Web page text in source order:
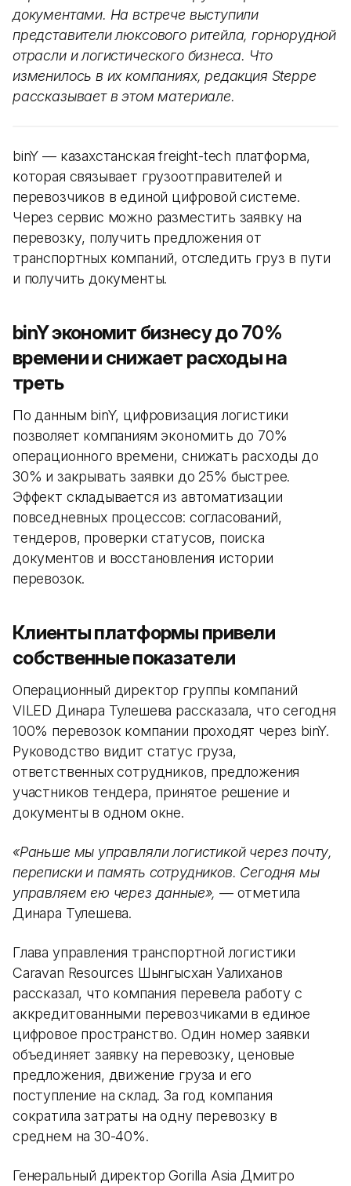
документами. На встрече выступили
представители люксового ритейла, горнорудной
отрасли и логистического бизнеса. Что
изменилось в их компаниях, редакция Steppe
рассказывает в этом материале.
binY — казахстанская freight-tech платформа,
которая связывает грузоотправителей и
перевозчиков в единой цифровой системе.
Через сервис можно разместить заявку на
перевозку, получить предложения от
транспортных компаний, отследить груз в пути
и получить документы.
binY экономит бизнесу до 70%
времени и снижает расходы на
треть
По данным binY, цифровизация логистики
позволяет компаниям экономить до 70%
операционного времени, снижать расходы до
30% и закрывать заявки до 25% быстрее.
Эффект складывается из автоматизации
повседневных процессов: согласований,
тендеров, проверки статусов, поиска
документов и восстановления истории
перевозок.
Клиенты платформы привели
собственные показатели
Операционный директор группы компаний
VILED Динара Тулешева рассказала, что сегодня
100% перевозок компании проходят через binY.
Руководство видит статус груза,
ответственных сотрудников, предложения
участников тендера, принятое решение и
документы в одном окне.
«Раньше мы управляли логистикой через почту,
переписки и память сотрудников. Сегодня мы
управляем ею через данные», — отметила
Динара Тулешева.
Глава управления транспортной логистики
Caravan Resources Шынгысхан Уалиханов
рассказал, что компания перевела работу с
аккредитованными перевозчиками в единое
цифровое пространство. Один номер заявки
объединяет заявку на перевозку, ценовые
предложения, движение груза и его
поступление на склад. За год компания
сократила затраты на одну перевозку в
среднем на 30-40%.
Генеральный директор Gorilla Asia Дмитро